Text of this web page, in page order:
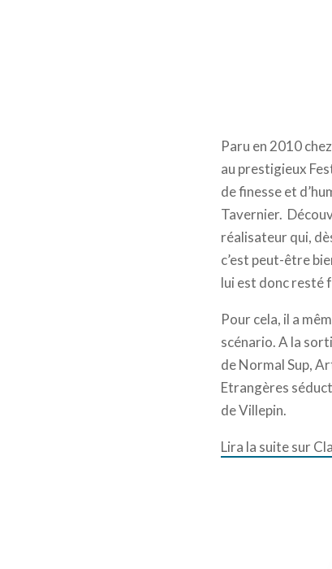
Paru en 2010
au prestigieux
de finesse et
Tavernier.
réalisateur qui,
c’est peut-être
lui est donc resté
Pour cela, il a
scénario. A la
de Normal Sup,
Etrangères
de Villepin.
Lira la suite sur